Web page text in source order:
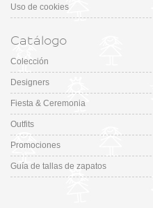
Uso de cookies
Catálogo
Colección
Designers
Fiesta & Ceremonia
Outfits
Promociones
Guía de tallas de zapatos